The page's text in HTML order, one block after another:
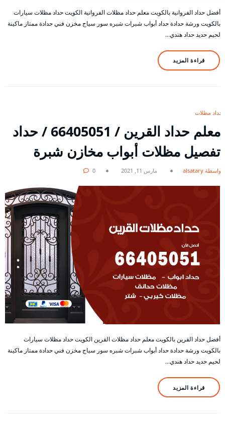
أفضل حداد الفروانية بالكويت معلم حداد مظلات الفروانية الكويت حداد مظلات سيارات
بالكويت ورشة حدادة حداد أبواب شبرات شبره سور سياج مخزن فني حدادة ممتاز ماكينة
لحيم حديد حداد هندي…
قراءة المزيد
حداد مظلات
معلم حداد القرين / 66405051 / حداد
تفصيل مظلات أبواب مخازن شبرة
بواسطة alsatary مارس 11, 2021 0
أفضل حداد القرين بالكويت معلم حداد مظلات القرين الكويت حداد مظلات سيارات
بالكويت ورشة حدادة حداد أبواب شبرات شبره سور سياج مخزن فني حدادة ممتاز ماكينة
لحيم حديد حداد هندي…
قراءة المزيد